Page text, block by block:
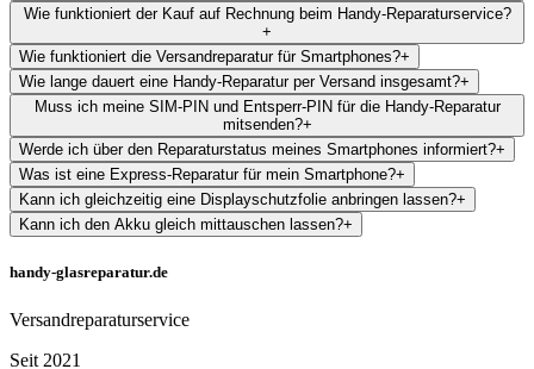
Wie funktioniert der Kauf auf Rechnung beim Handy-Reparaturservice?
+
Wie funktioniert die Versandreparatur für Smartphones?+
Wie lange dauert eine Handy-Reparatur per Versand insgesamt?+
Muss ich meine SIM-PIN und Entsperr-PIN für die Handy-Reparatur
mitsenden?+
Werde ich über den Reparaturstatus meines Smartphones informiert?+
Was ist eine Express-Reparatur für mein Smartphone?+
Kann ich gleichzeitig eine Displayschutzfolie anbringen lassen?+
Kann ich den Akku gleich mittauschen lassen?+
handy-glasreparatur.de
Versandreparaturservice
Seit 2021